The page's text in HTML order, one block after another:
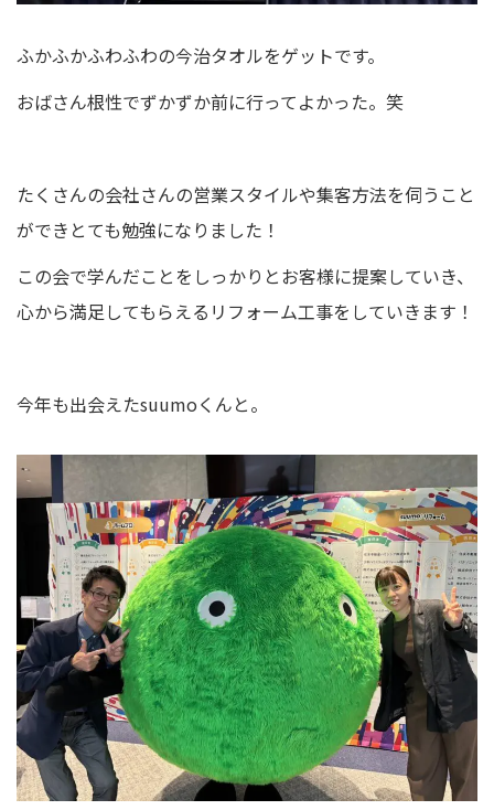
ふかふかふわふわの今治タオルをゲットです。
おばさん根性でずかずか前に行ってよかった。笑
たくさんの会社さんの営業スタイルや集客方法を伺うこと
ができとても勉強になりました！
この会で学んだことをしっかりとお客様に提案していき、
心から満足してもらえるリフォーム工事をしていきます！
今年も出会えたsuumoくんと。